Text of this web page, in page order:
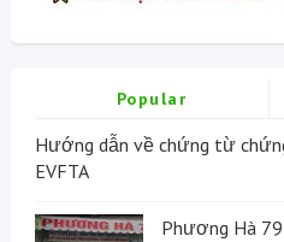
Popular
Hướng dẫn về chứng từ
EVFTA
Phương Hà